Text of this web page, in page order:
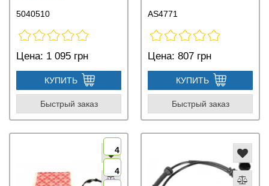
5040510
Цена: 1 095 грн
КУПИТЬ
Быстрый заказ
AS4771
Цена: 807 грн
КУПИТЬ
Быстрый заказ
4
4